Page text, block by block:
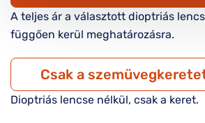
A teljes ár a választott dioptriás
függően kerül meghatározásra.
Csak a
Dioptriás lencse nélkül, csak a keret.